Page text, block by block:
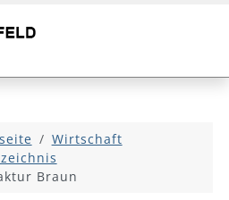
Wirtschaft
Braun